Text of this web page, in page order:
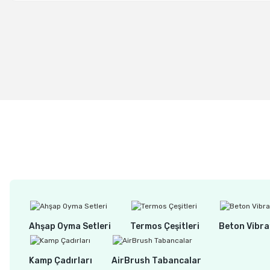
Ahşap Oyma Setleri Termos Çeşitleri Beton
Kamp Çadırları AirBrush Tabancalar